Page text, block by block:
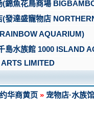
(錦魚花鳥商場
(發達盛寵物店
AQUARIUM)
島水族館 1000 ISLAND
LIMITED
华商黄页 » 宠物店·水族馆